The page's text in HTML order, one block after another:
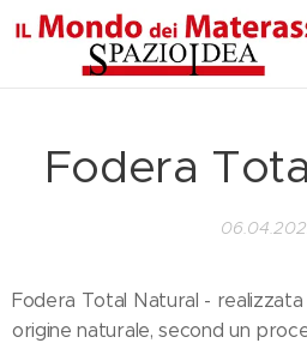
Fodera
Fodera Total Natural -
origine naturale, second un